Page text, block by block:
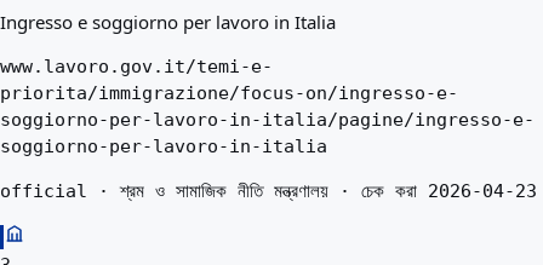
Ingresso e soggiorno per lavoro in Italia
www.lavoro.gov.it/temi-e-
priorita/immigrazione/focus-on/ingresso-e-
soggiorno-per-lavoro-in-italia/pagine/ingresso-e-
soggiorno-per-lavoro-in-italia
official · শ্রম ও সামাজিক নীতি মন্ত্রণালয় · চেক করা 2026-04-23